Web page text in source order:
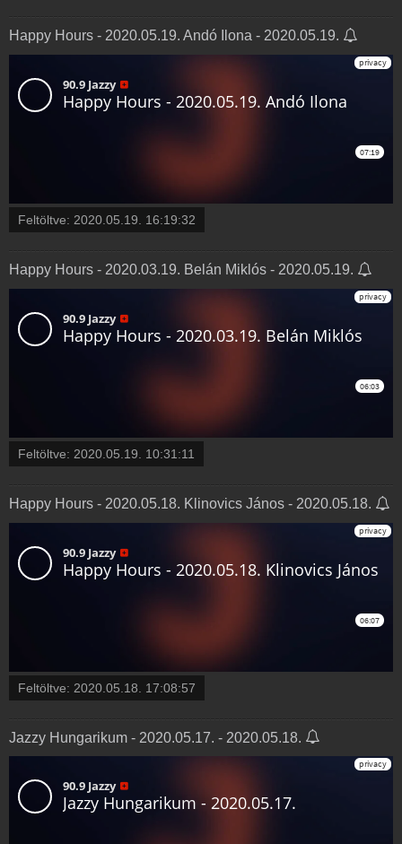
Happy Hours - 2020.05.19. Andó Ilona - 2020.05.19.
Feltöltve: 2020.05.19. 16:19:32
Happy Hours - 2020.03.19. Belán Miklós - 2020.05.19.
Feltöltve: 2020.05.19. 10:31:11
Happy Hours - 2020.05.18. Klinovics János - 2020.05.18.
Feltöltve: 2020.05.18. 17:08:57
Jazzy Hungarikum - 2020.05.17. - 2020.05.18.